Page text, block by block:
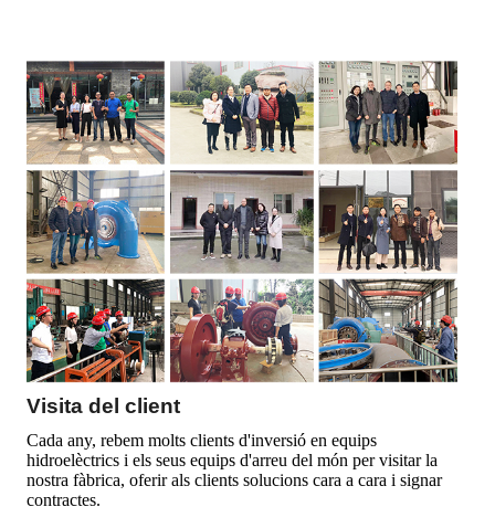
Visita del client
Cada any, rebem molts clients d'inversió en equips
hidroelèctrics i els seus equips d'arreu del món per visitar la
nostra fàbrica, oferir als clients solucions cara a cara i signar
contractes.